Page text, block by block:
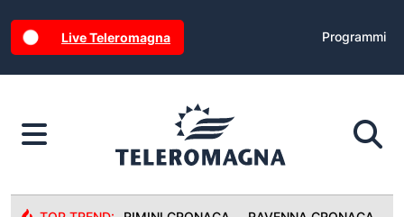
Live Teleromagna Programmi